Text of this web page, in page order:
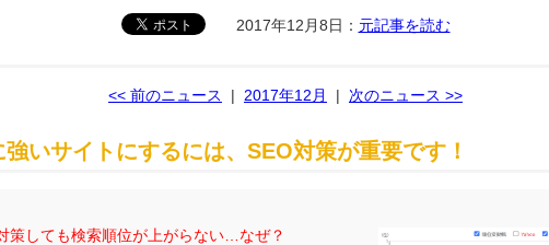
2017年12月8日： 元記事を読む
<< 前のニュース | 2017年12月 | 次のニュース >>
強いサイトにするには、SEO対策が重要です！
策しても検索順位が上がらない…なぜ？